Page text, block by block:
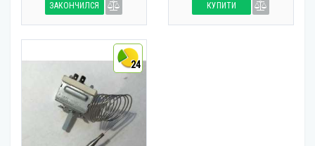
ЗАКОНЧИЛСЯ КУПИТИ
24